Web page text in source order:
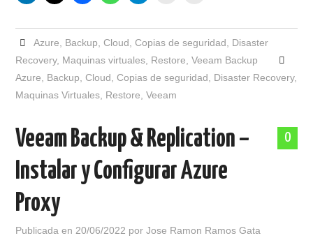
Azure Backup Cloud Copias de seguridad
Disaster
Recovery, Maquinas virtuales Restore ,Veeam Backup
Azure
Backup ,Cloud ,Copias de seguridad Disaster Recovery,
Maquinas Virtuales Restore ,Veeam
0
Veeam Backup & Replication –
Instalar y Configurar Azure
Proxy
Publicada en 20/06/2022 porJose Ramon Ramos Gata